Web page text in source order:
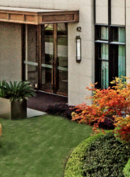
松的货币政策，稳妥化解重点领
设领域贷款1.16万亿元
施？中央财办最新回应
步扩围至城市更新设施、酒店、
在四方面“下功夫”
房再贷款等金融政策措施落地见效
业融资的堵点和卡点。着力推动
土地盘活力度，巩固房地产市场
产发展新模式。切实推进金融高
险防控能力。